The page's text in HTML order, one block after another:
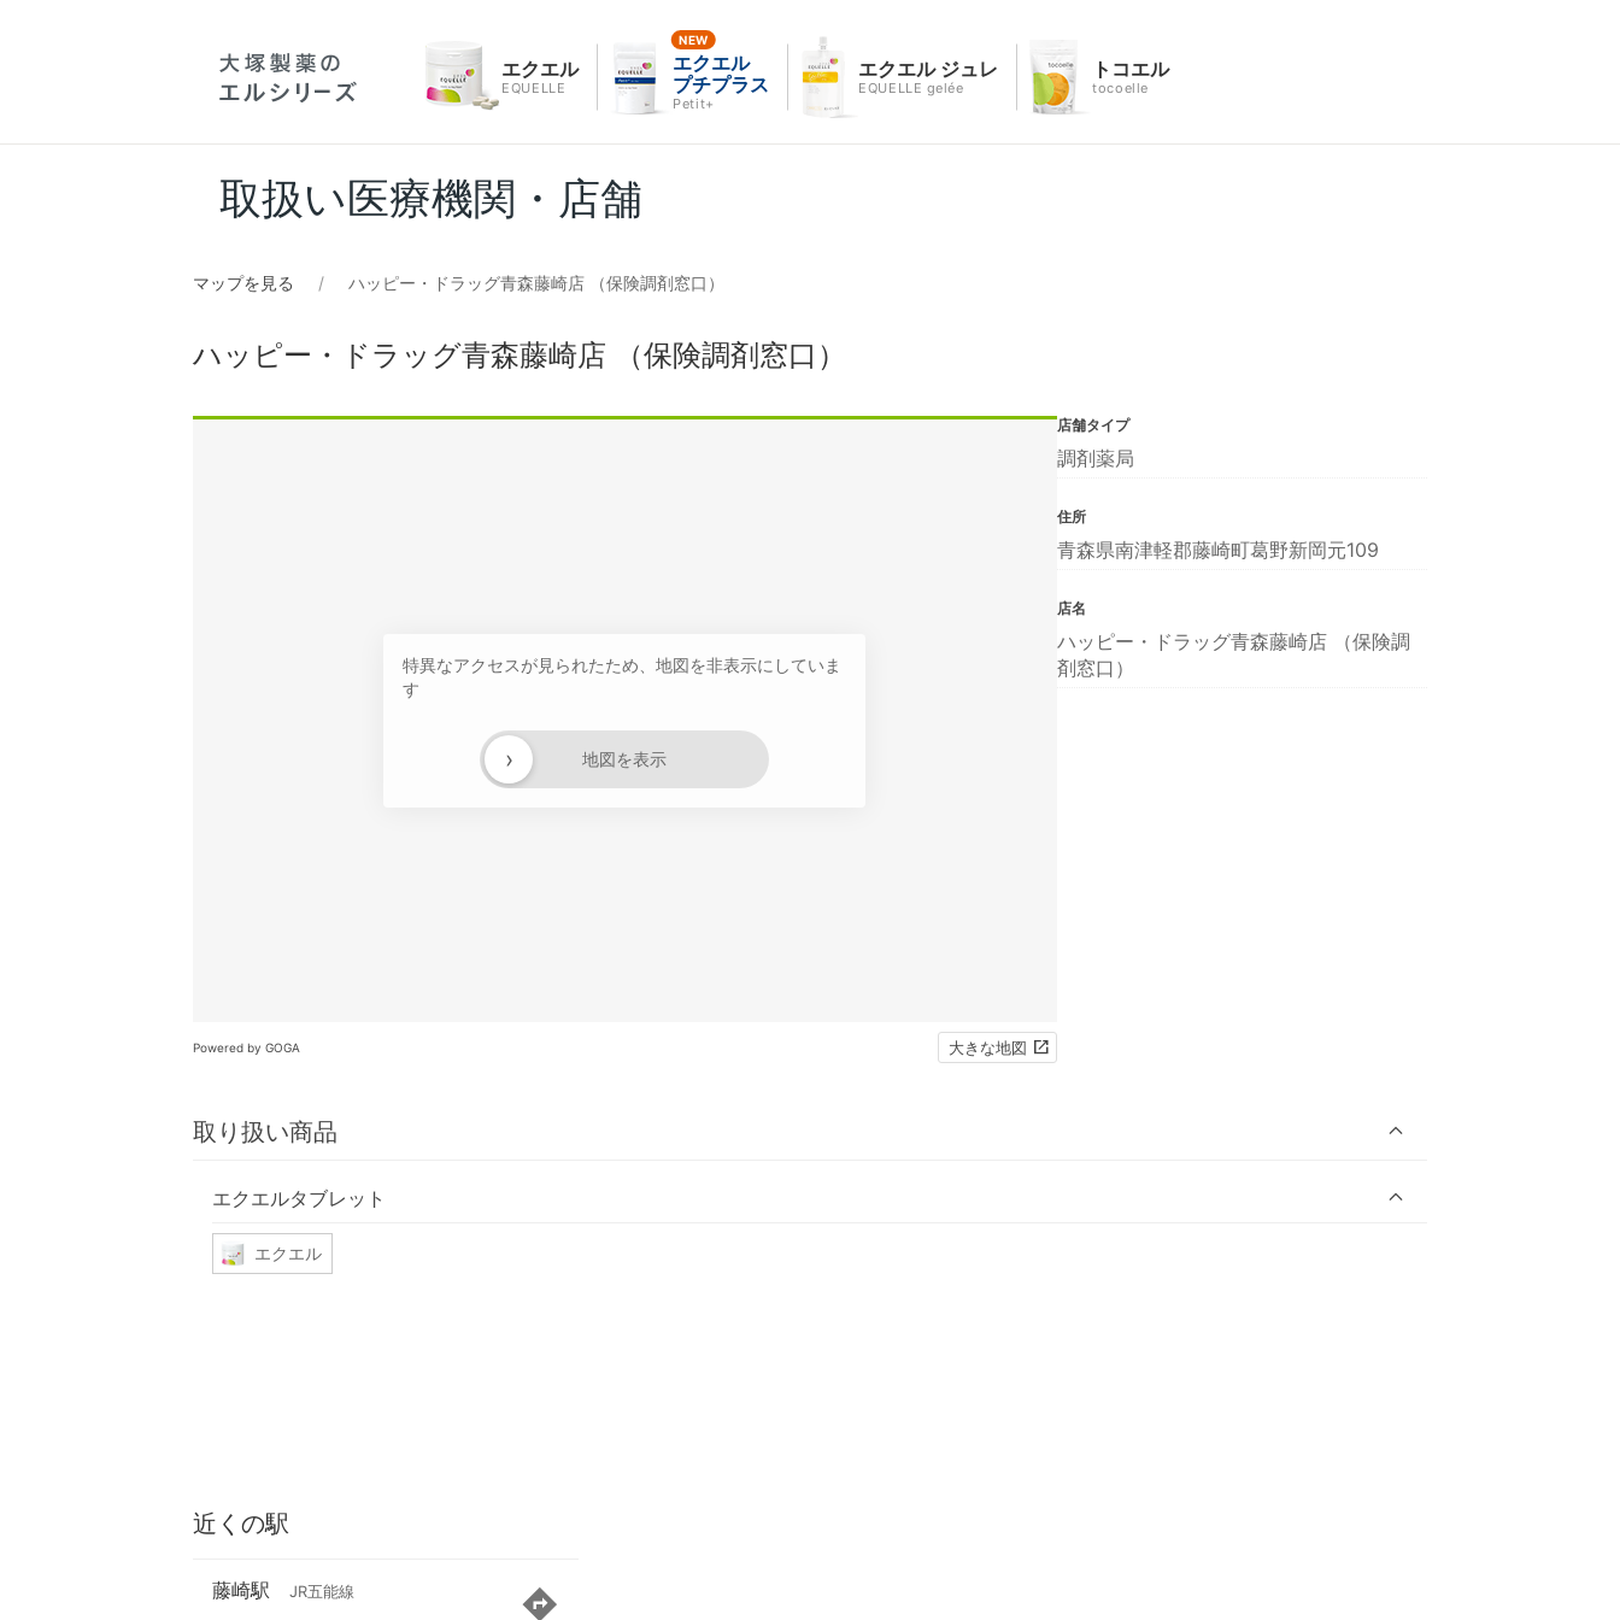
エクエル
EQUELLE
エクエル
プチプラス
Petit+
エクエル ジュレ
EQUELLE gelée
トコエル
tocoelle
取扱い医療機関・店舗
マップを見る ハッピー・ドラッグ青森藤崎店 （保険調剤窓口）
ハッピー・ドラッグ青森藤崎店 （保険調剤窓口）
特異なアクセスが見られたため、地図を非表示にしていま
す
地図を表示
›
Powered by GOGA 大きな地図
取り扱い商品
エクエルタブレット
エクエル
店舗タイプ
調剤薬局
住所
青森県南津軽郡藤崎町葛野新岡元109
店名
ハッピー・ドラッグ青森藤崎店 （保険調
剤窓口）
近くの駅
藤崎駅 JR五能線